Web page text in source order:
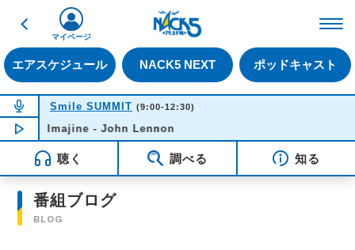
戻る
エアスケジュール NACK5 NEXT ポッドキャスト
マイページ
NOW ON AIR
Smile SUMMIT (9:00-12:30)
NOW PLAYING10:52
Imajine - John Lennon
聴く 調べる 知る
番組ブログ
BLOG